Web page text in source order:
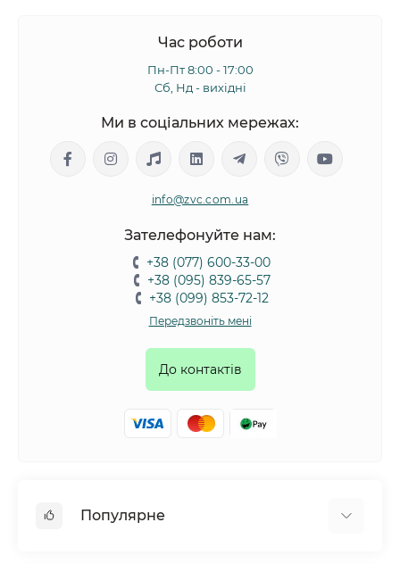
Час роботи
Пн-Пт 8:00 - 17:00
Сб, Нд - вихідні
Ми в соціальних мережах:
info@zvc.com.ua
Зателефонуйте нам:
+38 (077) 600-33-00
+38 (095) 839-65-57
+38 (099) 853-72-12
Передзвоніть мені
До контактів
Популярне